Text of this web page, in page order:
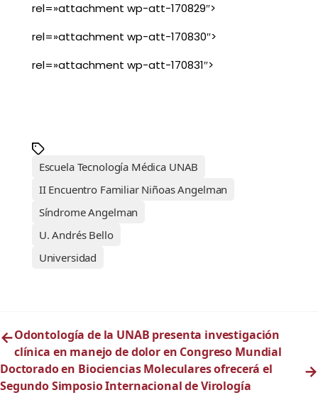
rel=»attachment wp-att-170829″>
rel=»attachment wp-att-170830″>
rel=»attachment wp-att-170831″>
Escuela Tecnología Médica UNAB
II Encuentro Familiar Niñoas Angelman
Síndrome Angelman
U. Andrés Bello
Universidad
←Odontología de la UNAB presenta investigación
clínica en manejo de dolor en Congreso Mundial
Doctorado en Biociencias Moleculares ofrecerá el
Segundo Simposio Internacional de Virología
→